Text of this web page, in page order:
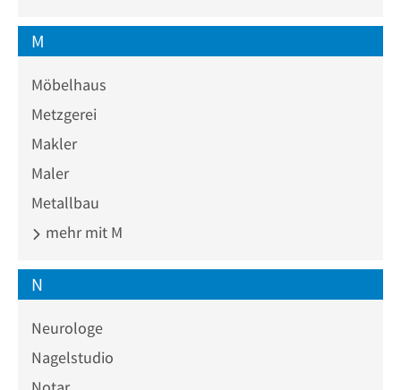
M
Möbelhaus
Metzgerei
Makler
Maler
Metallbau
mehr mit M
N
Neurologe
Nagelstudio